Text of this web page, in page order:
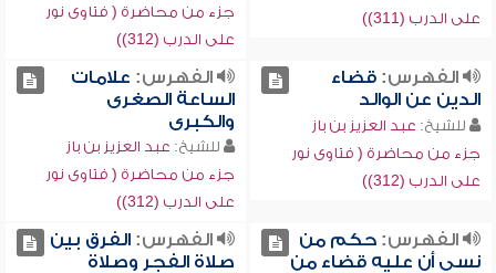
على الدرب (311))
جزء من محاضرة ( فتاوى نور
على الدرب (312))
الفهرس:قضاء
الدين عن الوالد
للشيخ: عبد العزيز بن باز
جزء من محاضرة ( فتاوى نور
على الدرب (312))
الفهرس: علامات
الساعة الصغرى
والكبرى
للشيخ: عبد العزيز بن باز
جزء من محاضرة ( فتاوى نور
على الدرب (312))
الفهرس:حكم من
نسي أن عليه قضاء من
الفهرس:الفرق بين
صلاة الفجر وصلاة